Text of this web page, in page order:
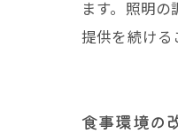
ます。照明
提供を続ける
食事環境の